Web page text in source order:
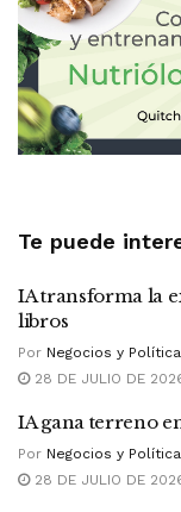
Te puede
IA transforma la
libros
Por Negocios y
28 DE JULIO DE
IA gana terreno
Por Negocios y
28 DE JULIO DE